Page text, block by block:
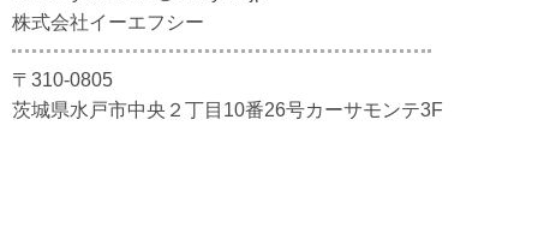
株式会社イーエフシー
〒310-0805
茨城県水戸市中央２丁目10番26号カーサモンテ3F